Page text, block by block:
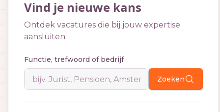
Vind je nieuwe kans
Ontdek vacatures die bij jouw expertise
aansluiten
Functie, trefwoord of bedrijf
Zoeken